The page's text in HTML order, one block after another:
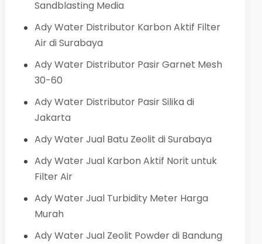
Sandblasting Media
Ady Water Distributor Karbon Aktif Filter
Air di Surabaya
Ady Water Distributor Pasir Garnet Mesh
30-60
Ady Water Distributor Pasir Silika di
Jakarta
Ady Water Jual Batu Zeolit di Surabaya
Ady Water Jual Karbon Aktif Norit untuk
Filter Air
Ady Water Jual Turbidity Meter Harga
Murah
Ady Water Jual Zeolit Powder di Bandung